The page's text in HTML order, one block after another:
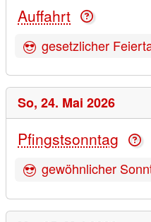
Auffahrt
gesetzlicher
So, 24. Mai 2026
Pfingstsonntag
gewöhnlicher